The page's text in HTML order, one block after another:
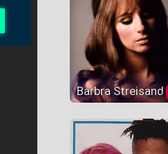
Barbra Streisand